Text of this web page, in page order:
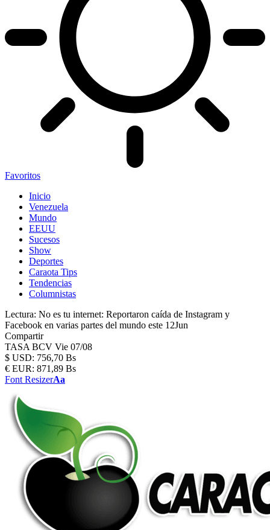
Favoritos
Inicio
Venezuela
Mundo
EEUU
Sucesos
Show
Deportes
Caraota Tips
Tendencias
Columnistas
Lectura: No es tu internet: Reportaron caída de Instagram y
Facebook en varias partes del mundo este 12Jun
Compartir
TASA BCV Vie 07/08
$ USD: 756,70 Bs
€ EUR: 871,89 Bs
Font ResizerAa